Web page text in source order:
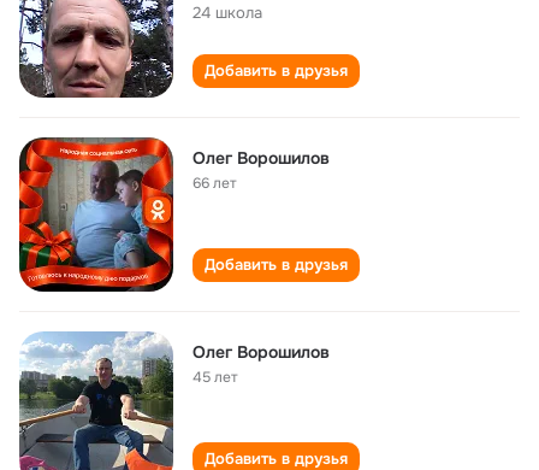
24 школа
Добавить в друзья
Олег Ворошилов
66 лет
Добавить в друзья
Олег Ворошилов
45 лет
Добавить в друзья